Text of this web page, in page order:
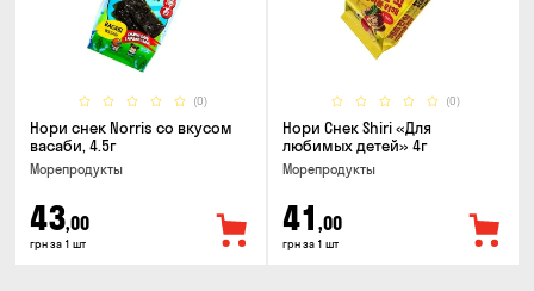
(0)
Нори снек Norris со вкусом
васаби, 4.5г
Морепродукты
43,00
грн за 1 шт
(0)
Нори Снек Shiri «Для
любимых детей» 4г
Морепродукты
41 ,00
грн за 1 шт